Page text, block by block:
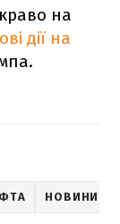
на
дії на
НОВИНИ